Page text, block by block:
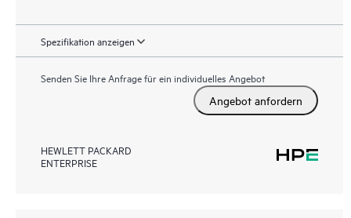
Spezifikation anzeigen
Senden Sie Ihre Anfrage für ein individuelles Angebot
Angebot anfordern
HEWLETT PACKARD
ENTERPRISE